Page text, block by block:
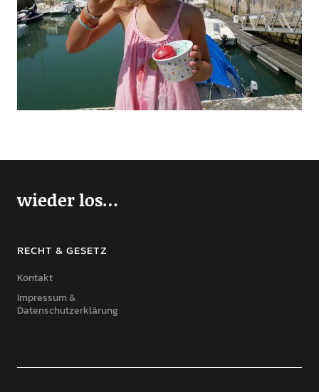
wieder los…
RECHT & GESETZ
Kontakt
Impressum &
Datenschutzerklärung